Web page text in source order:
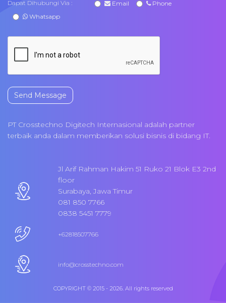
Dapat Dihubungi Via : Email
Phone
Whatsapp
Send Message
PT Crosstechno Digitech Internasional adalah partner
terbaik anda dalam memberikan solusi bisnis di bidang IT.
Jl Arif Rahman Hakim 51 Ruko 21 Blok E3 2nd
floor
Surabaya, Jawa Timur
081 850 7766
0838 5451 7779
+62818507766
info@crosstechno.com
COPYRIGHT © 2015 - 2026. All rights reserved